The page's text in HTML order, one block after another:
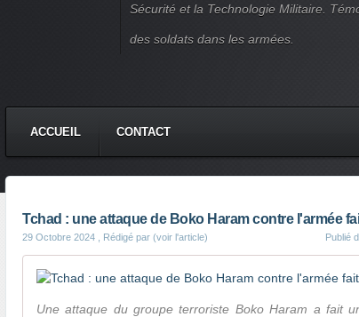
Sécurité et la Technologie Militaire.
des soldats dans les armées.
ACCUEIL CONTACT
Tchad : une attaque de Boko Haram contre l'armée
29 Octobre 2024 , Rédigé par (voir l'article) Publié
Une attaque du groupe terroriste Boko Haram a fait